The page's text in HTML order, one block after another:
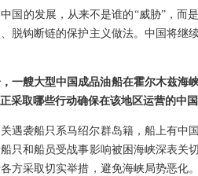
国的发展，从来不是谁的“威胁”，
脱钩断链的保护主义做法。中国将
一艘大型中国成品油船在霍尔木兹
采取哪些行动确保在该地区运营的中
遇袭船只系马绍尔群岛籍，船上有
只和船员受战事影响被困海峡深表
方采取切实举措，避免海峡局势恶